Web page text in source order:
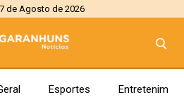
de Agosto de 2026
Esportes